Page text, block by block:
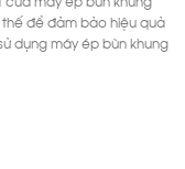
để đảm bảo hiệu quả
dụng máy ép bùn khung